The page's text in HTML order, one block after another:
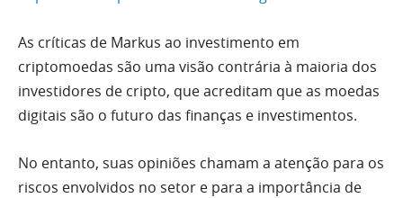
As críticas de Markus ao investimento em
criptomoedas são uma visão contrária à maioria dos
investidores de cripto, que acreditam que as moedas
digitais são o futuro das finanças e investimentos.
No entanto, suas opiniões chamam a atenção para os
riscos envolvidos no setor e para a importância de